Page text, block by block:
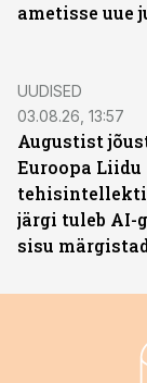
ametisse uue
UUDISED
03.08.26, 13:57
Augustist
Euroopa Liidu
järgi tuleb AI-
sisu